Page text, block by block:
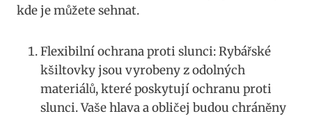
kde je můžete sehnat.
Flexibilní ochrana proti slunci: Rybářské
kšiltovky ⁣jsou⁣ vyrobeny z odolných
materiálů, které poskytují ‍ochranu proti‍
slunci. Vaše hlava a obličej budou chráněny